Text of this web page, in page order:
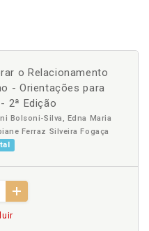
o Relacionamento
- Orientações para
2ª Edição
Bolsoni-Silva, Edna Maria
Ferraz Silveira Fogaça